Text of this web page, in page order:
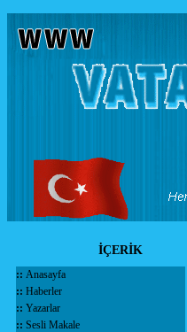
İÇERİK
:: Anasayfa
:: Haberler
:: Yazarlar
:: Sesli Makale